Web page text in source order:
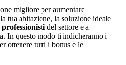
migliore per aumentare
tua abitazione, la soluzione ideale
professionisti del settore e a
In questo modo ti indicheranno i
ottenere tutti i bonus e le